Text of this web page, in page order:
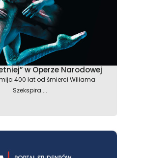
w Operze Narodowej
400 lat od śmierci Wiliama
Szekspira....